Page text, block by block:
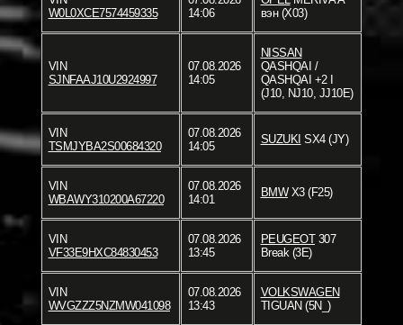
W0L0XCE7574459335
14:06
вэн (X03)
VIN
SJNFAAJ10U2924997
07.08.2026
14:05
NISSAN
QASHQAI /
QASHQAI +2 I
(J10, NJ10, JJ10E)
VIN
TSMJYBA2S00684320
07.08.2026
14:05
SUZUKI SX4 (JY)
VIN
WBAWY310200A67220
07.08.2026
14:01
BMWX3 (F25)
VIN
VF33E9HXC84830453
07.08.2026
13:45
PEUGEOT307
Break (3E)
VIN
WVGZZZ5NZMW041098
07.08.2026
13:43
VOLKSWAGEN
TIGUAN (5N_)